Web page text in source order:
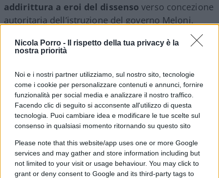
Nicola Porro -
Il rispetto della tua privacy è la
nostra priorità
Noi e i nostri partner utilizziamo, sul nostro sito, tecnologie
come i cookie per personalizzare contenuti e annunci, fornire
funzionalità per social media e analizzare il nostro traffico.
Facendo clic di seguito si acconsente all'utilizzo di questa
tecnologia. Puoi cambiare idea e modificare le tue scelte sul
consenso in qualsiasi momento ritornando su questo sito
Please note that this website/app uses one or more Google
services and may gather and store information including but
not limited to your visit or usage behaviour. You may click to
grant or deny consent to Google and its third-party tags to
addirittura a eroi del dissenso verso concezione
autoritaria dell’istruzione del governo Meloni.
Esami e voti farebbero parte di una concezione
autoritaria, così siamo messi.
La vita è piena di esami e giudizi, lo è da sempre.
Una delle poche “frasi fatte” a contenere elementi
di verità. Un esame non è una trincea, i voti non
sono pallottole. Non c’è nulla di definitivo in un
voto anche ingiusto, o nel “non venire compresi
come persone”, è qualcosa che accade
continuamente nella vita e si va avanti. Sta anche
in questo la “maturità”.